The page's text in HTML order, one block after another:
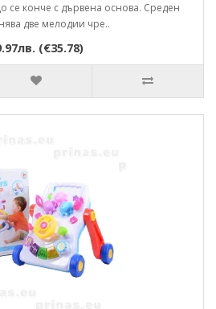
конче с дървена основа. Среден
две мелодии чре..
(€35.78)